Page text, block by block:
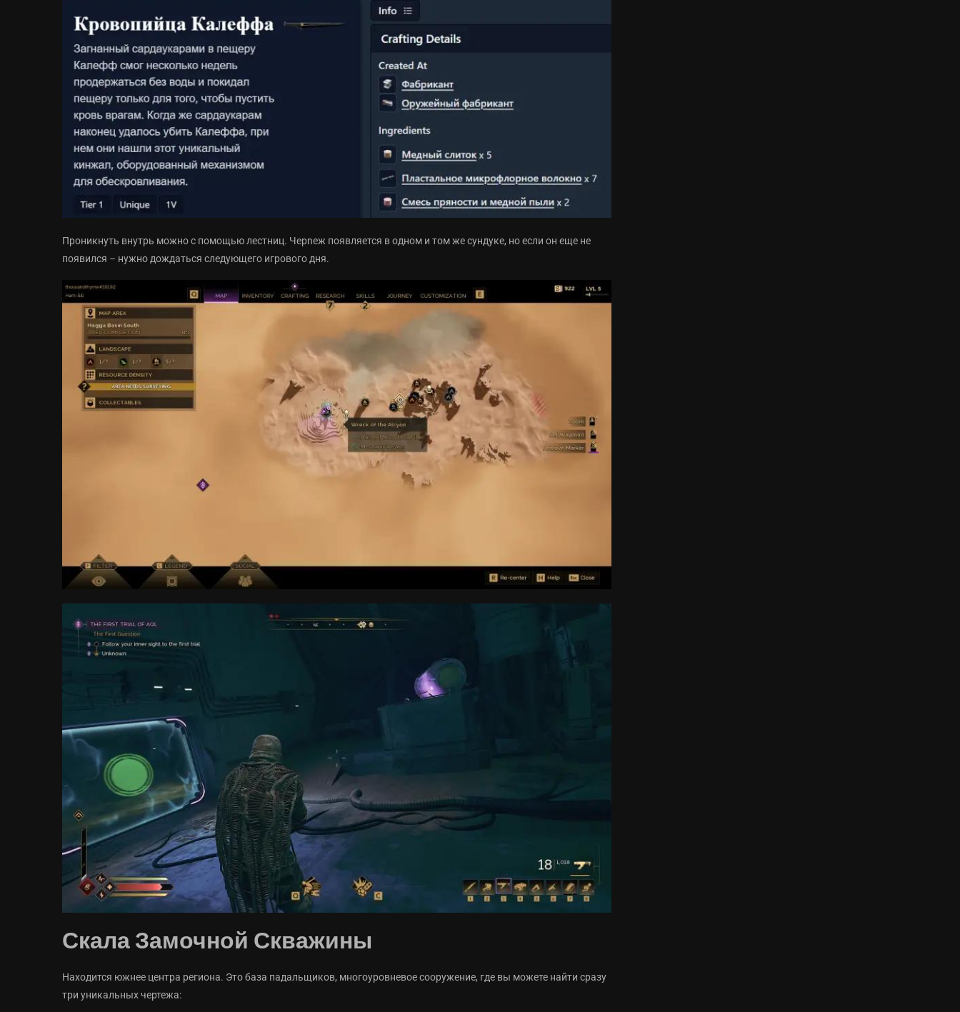
Проникнуть внутрь можно с помощью лестниц. Черnеж появляется в одном и том же сундуке, но если он еще не
появился – нужно дождаться следующего игрового дня.
Скала Замочной Скважины
Находится южнее центра региона. Это база падальщиков, многоуровневое сооружение, где вы можете найти сразу
три уникальных чертежа: